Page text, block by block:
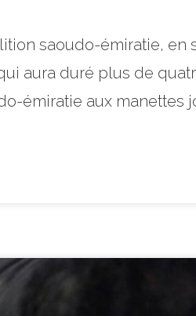
saoudo-émiratie, en
aura duré plus de
émiratie aux manettes